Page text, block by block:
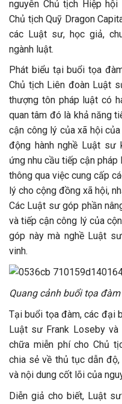
nguyên Chủ tịch Hiệp
Chủ tịch Quỹ Dragon
các Luật sư, học giả,
ngành luật.
Phát biểu tại buổi tọa
Chủ tịch Liên đoàn Luật
thượng tôn pháp luật có
quan tâm đó là khả năng
cận công lý của xã hội
động hành nghề Luật sư
ứng nhu cầu tiếp cận
thông qua việc cung cấp
lý cho cộng đồng xã hội,
Các Luật sư góp phần
và tiếp cận công lý của
góp này mà nghề Luật
vinh.
Quang cảnh buổi tọa đàm
Tại buổi tọa đàm, các đại
Luật sư Frank Loseby
chữa miễn phí cho Chủ
chia sẻ về thủ tục dẫn
và nội dung cốt lõi của
Diễn giả cho biết, Luật